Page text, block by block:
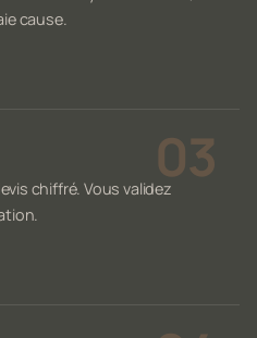
cause.
chiffré. Vous validez